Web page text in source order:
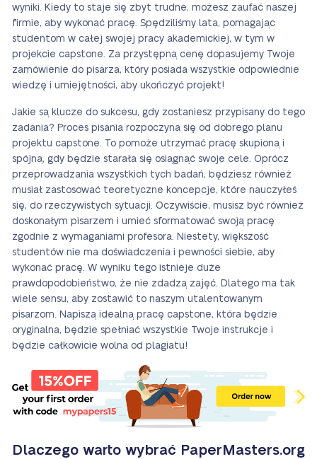
wyniki. Kiedy to staje się zbyt trudne, możesz zaufać naszej
firmie, aby wykonać pracę. Spędziliśmy lata, pomagając
studentom w całej swojej pracy akademickiej, w tym w
projekcie capstone. Za przystępną cenę dopasujemy Twoje
zamówienie do pisarza, który posiada wszystkie odpowiednie
wiedzę i umiejętności, aby ukończyć projekt!
Jakie są klucze do sukcesu, gdy zostaniesz przypisany do tego
zadania? Proces pisania rozpoczyna się od dobrego planu
projektu capstone. To pomoże utrzymać pracę skupioną i
spójną, gdy będzie starała się osiągnąć swoje cele. Oprócz
przeprowadzania wszystkich tych badań, będziesz również
musiał zastosować teoretyczne koncepcje, które nauczyłeś
się, do rzeczywistych sytuacji. Oczywiście, musisz być również
doskonałym pisarzem i umieć sformatować swoją pracę
zgodnie z wymaganiami profesora. Niestety, większość
studentów nie ma doświadczenia i pewności siebie, aby
wykonać pracę. W wyniku tego istnieje duże
prawdopodobieństwo, że nie zdadzą zajęć. Dlatego ma tak
wiele sensu, aby zostawić to naszym utalentowanym
pisarzom. Napiszą idealną pracę capstone, która będzie
oryginalna, będzie spełniać wszystkie Twoje instrukcje i
będzie całkowicie wolna od plagiatu!
Dlaczego warto wybrać PaperMasters.org